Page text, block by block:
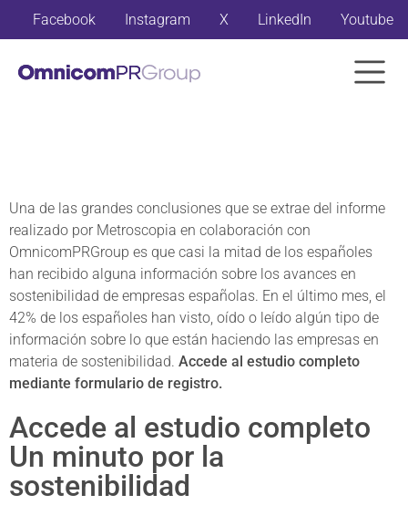
Facebook Instagram X LinkedIn Youtube
Una de las grandes conclusiones que se extrae del informe
realizado por Metroscopia en colaboración con
OmnicomPRGroup es que casi la mitad de los españoles
han recibido alguna información sobre los avances en
sostenibilidad de empresas españolas. En el último mes, el
42% de los españoles han visto, oído o leído algún tipo de
información sobre lo que están haciendo las empresas en
materia de sostenibilidad. Accede al estudio completo
mediante formulario de registro.
Accede al estudio completo
Un minuto por la
sostenibilidad